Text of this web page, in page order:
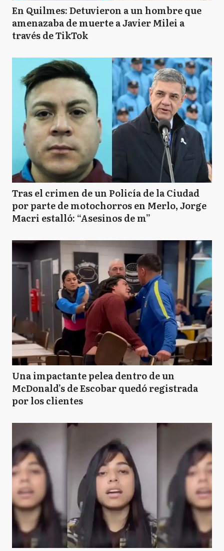
En Quilmes: Detuvieron a un hombre que
amenazaba de muerte a Javier Milei a
través de TikTok
Tras el crimen de un Policía de la Ciudad
por parte de motochorros en Merlo, Jorge
Macri estalló: “Asesinos de m”
Una impactante pelea dentro de un
McDonald’s de Escobar quedó registrada
por los clientes